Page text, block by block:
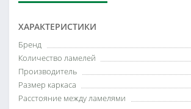
ХАРАКТЕРИСТИКИ
Бренд
Количество ламелей
Производитель
Размер каркаса
Расстояние между ламелями